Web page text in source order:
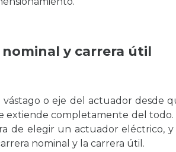
y carrera útil
o eje del actuador desde
extiende completamente del todo.
de elegir un actuador eléctrico, y
nominal y la carrera útil.